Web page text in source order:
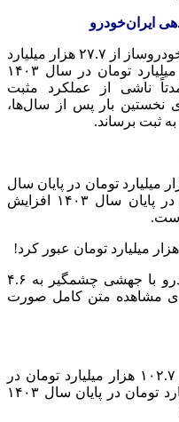
ایران‌خودرو
در مقابل، زیان عملیاتی تجمیعی سه خودروساز از ۲۷.۷ هزار میلیارد
تومان در سال ۱۴۰۲ به ۲۳.۶ هزار میلیارد تومان در سال ۱۴۰۳
ناشی از عملکرد مثبت
نخستین بار پس از سال‌ها،
ایران خودرو از ۱۲۲.۸ هزار میلیارد تومان در پایان سال
۱۴۰۲ به ۱۳۰.۴ هزار میلیارد تومان در پایان سال ۱۴۰۳ افزایش
در عین حال، سود عملیاتی ایران‌خودرو با جهشی چشمگیر به ۴.۶
مشاهده متن کامل صورت
شرکت سایپا زیان انباشته خود را از ۱۰۲.۷ هزار میلیارد تومان در
پایان سال ۱۴۰۲ به ۱۳۸.۷ هزار میلیارد تومان در پایان سال ۱۴۰۳